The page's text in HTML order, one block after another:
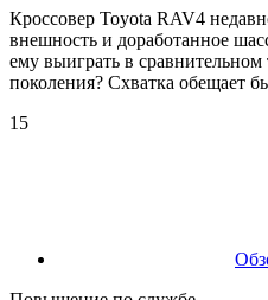
Кроссовер Toyota RAV4
внешность и доработанное
ему выиграть в
поколения? Схватка обещает
15